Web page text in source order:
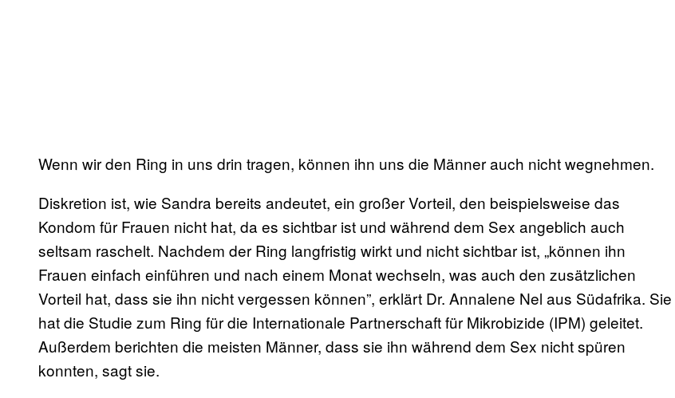
Wenn wir den Ring in uns drin tragen, können ihn uns die Männer auch nicht wegnehmen.
Diskretion ist, wie Sandra bereits andeutet, ein großer Vorteil, den beispielsweise das
Kondom für Frauen nicht hat, da es sichtbar ist und während dem Sex angeblich auch
seltsam raschelt. Nachdem der Ring langfristig wirkt und nicht sichtbar ist, „können ihn
Frauen einfach einführen und nach einem Monat wechseln, was auch den zusätzlichen
Vorteil hat, dass sie ihn nicht vergessen können”, erklärt Dr. Annalene Nel aus Südafrika. Sie
hat die Studie zum Ring für die Internationale Partnerschaft für Mikrobizide (IPM) geleitet.
Außerdem berichten die meisten Männer, dass sie ihn während dem Sex nicht spüren
konnten, sagt sie.